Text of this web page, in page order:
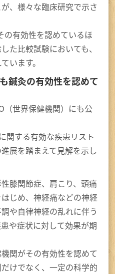
、様々な臨床研究で示さ
の有効性を認めているほ
た比較試験においても、
います。
鍼灸の有効性を認めて
（世界保健機関）にも公
関する有効な疾患リスト
展を踏まえて見解を示し
膝関節症、肩こり、頭痛
じめ、神経痛などの神経
や自律神経の乱れに伴う
や症状に対して効果が期
関がその有効性を認めて
けでなく、一定の科学的